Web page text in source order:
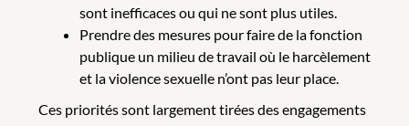
sont inefficaces ou qui ne sont plus utiles.
Prendre des mesures pour faire de la fonction
publique un milieu de travail où le harcèlement
et la violence sexuelle n’ont pas leur place.
Ces priorités sont largement tirées des engagements